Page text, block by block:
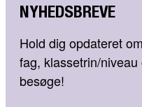
NYHEDSBREVE
Hold dig opdateret
fag, klassetrin/
besøge!